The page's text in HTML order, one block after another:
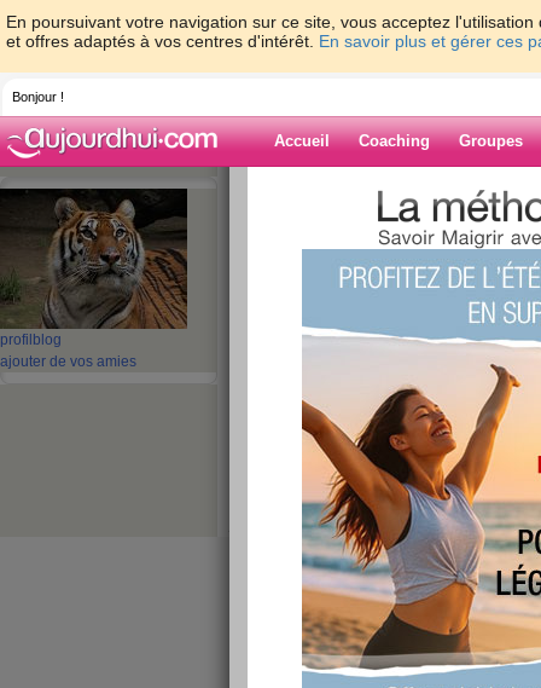
En poursuivant votre navigation sur ce site, vous acceptez
et offres adaptés à vos centres d'intérêt. En savoir plus et gérer ces
Bonjour !
Accueil Coaching Groupes
profil blog
ajouter de vos amies
> >
Blog de
merveilleuse la vie
MES BEAUTES
j'ai tardé pour mon article mais faut dire
cours partout
aujourd'hui je voudrais vous parler de
la vie